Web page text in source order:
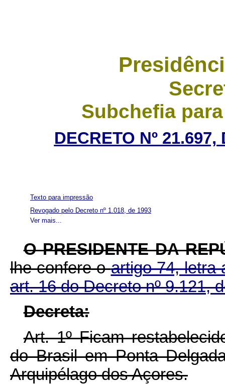
Subchefia
DECRETO Nº
Ver mais...
Texto para impressão
Revogado pelo Decreto nº 1.018, de 1993
O PRESIDENTE DA
lhe confere oartigo 74, letra
art. 16 do Decreto nº 9.121,
Decreta:
Art. 1º Ficam
do Brasil em Ponta
Arquipélago dos Açores.